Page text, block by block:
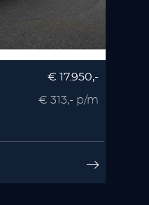
€ 17.950,-
€ 313,- p/m